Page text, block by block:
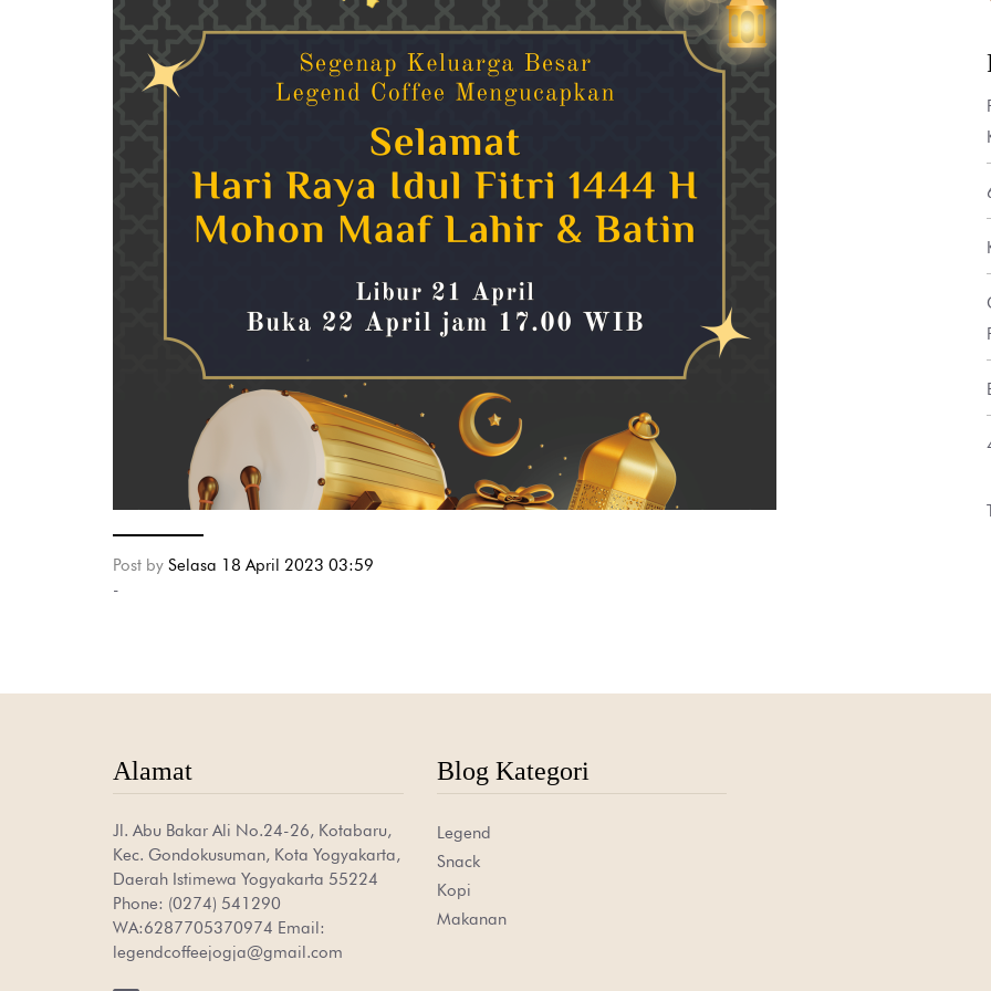
Post by Selasa 18 April 2023 03:59
Alamat
Jl. Abu Bakar Ali No.24-26, Kotabaru,
Kec. Gondokusuman, Kota Yogyakarta,
Daerah Istimewa Yogyakarta 55224
Phone: (0274) 541290
WA:6287705370974 Email:
legendcoffeejogja@gmail.com
Blog Kategori
Legend
Snack
Kopi
Makanan